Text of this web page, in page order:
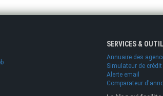
SERVICES &
Annuaire des
Simulateur de
Alerte email
Comparateur